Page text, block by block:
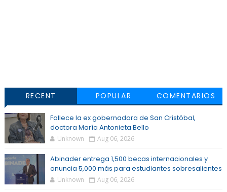
RECENT POPULAR COMENTARIOS
Fallece la ex gobernadora de San Cristóbal,
doctora María Antonieta Bello
Unknown Aug 06, 2026
Abinader entrega 1,500 becas internacionales y
anuncia 5,000 más para estudiantes sobresalientes
Unknown Aug 06, 2026